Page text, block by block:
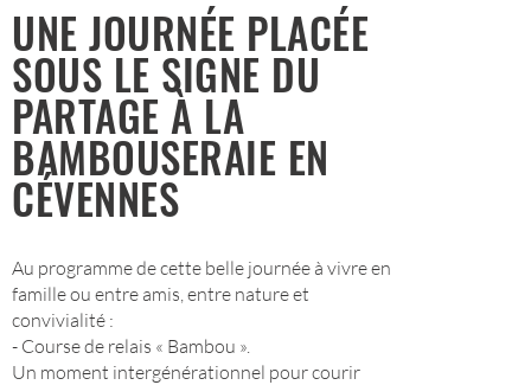
UNE JOURNÉE PLACÉE
SOUS LE SIGNE DU
PARTAGE À LA
BAMBOUSERAIE EN
CÉVENNES
Au programme de cette belle journée à vivre en
famille ou entre amis, entre nature et
convivialité :
- Course de relais « Bambou ».
Un moment intergénérationnel pour courir